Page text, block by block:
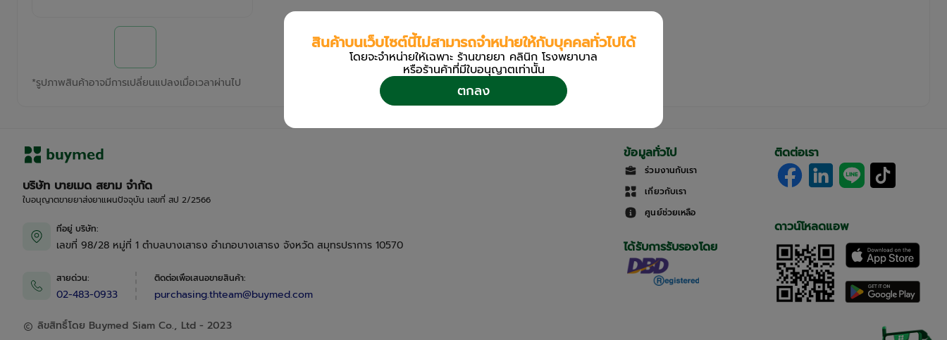
*รูปภาพสินค้าอาจมีการเปลี่ยนแปลงเมื่อเวลาผ่านไป
บริษัท บายเมด สยาม จำกัด
ใบอนุญาตขายยาส่งยาแผนปัจจุบัน เลขที่ สป 2/2566
ที่อยู่ บริษัท:
เลขที่ 98/28 หมู่ที่ 1 ตำบลบางเสาธง อำเภอบางเสาธง จังหวัด สมุทรปราการ 10570
สายด่วน:
02-483-0933
ติดต่อเพื่อเสนอขายสินค้า:
purchasing.thteam@buymed.com
ลิขสิทธิ์โดย Buymed Siam Co., Ltd - 2023
ข้อมูลทั่วไป
ร่วมงานกับเรา
เกี่ยวกับเรา
ศูนย์ช่วยเหลือ
ได้รับการรับรองโดย
ติดต่อเรา
ดาวน์โหลดแอพ
สินค้าบนเว็บไซต์นี้ไม่สามารถจำหน่ายให้กับบุคคลทั่วไปได้
โดยจะจำหน่ายให้เฉพาะ ร้านขายยา คลินิก โรงพยาบาล
หรือร้านค้าที่มีใบอนุญาตเท่านััน
ตกลง